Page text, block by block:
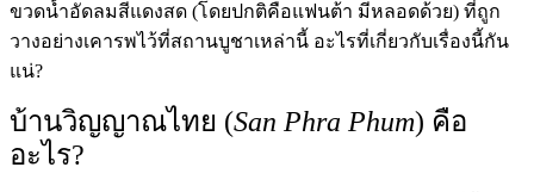
ขวดน้ำอัดลมสีแดงสด (โดยปกติคือแฟนต้า มีหลอดด้วย) ที่ถูก
วางอย่างเคารพไว้ที่สถานบูชาเหล่านี้ อะไรที่เกี่ยวกับเรื่องนี้กัน
แน่?
บ้านวิญญาณไทย (San Phra Phum) คือ
อะไร?